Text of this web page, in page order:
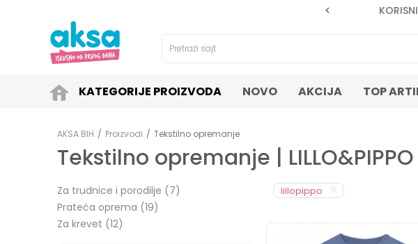
Pretraži sajt
KATEGORIJE PROIZVODA NOVO AKCIJA TOP
AKSA BIH Proizvodi Tekstilno opremanje
Tekstilno opremanje | LILLO&PIPPO
Za trudnice i porodilje (7)
Prateća oprema (19)
Za krevet (12)
lillopippo